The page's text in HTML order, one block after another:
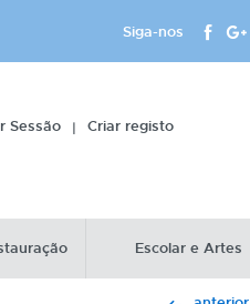
Siga-nos
Sessão | Criar registo
Escolar e Artes